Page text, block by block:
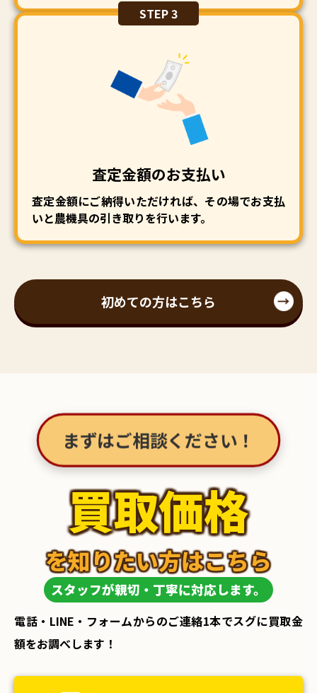
STEP 3
査定金額のお支払い
査定金額にご納得いただければ、その場でお支払
いと農機具の引き取りを行います。
初めての方はこちら
まずはご相談ください！
買取価格
スタッフが親切・丁寧に対応します。
を知りたい方はこちら
電話・LINE・フォームからのご連絡1本でスグに買取金
額をお調べします！